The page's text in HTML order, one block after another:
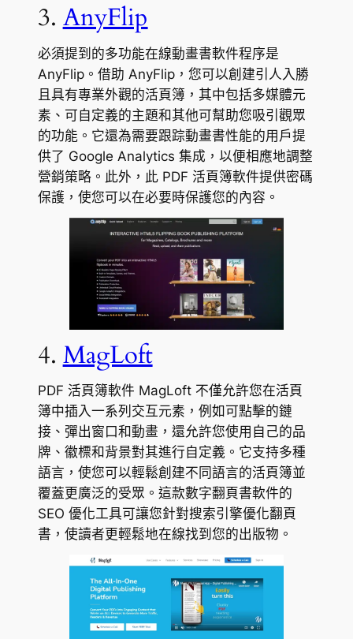
3. AnyFlip
必須提到的多功能在線動畫書軟件程序是
AnyFlip。借助 AnyFlip，您可以創建引人入勝
且具有專業外觀的活頁簿，其中包括多媒體元
素、可自定義的主題和其他可幫助您吸引觀眾
的功能。它還為需要跟踪動畫書性能的用戶提
供了 Google Analytics 集成，以便相應地調整
營銷策略。此外，此 PDF 活頁簿軟件提供密碼
保護，使您可以在必要時保護您的內容。
4. MagLoft
PDF 活頁簿軟件 MagLoft 不僅允許您在活頁
簿中插入一系列交互元素，例如可點擊的鏈
接、彈出窗口和動畫，還允許您使用自己的品
牌、徽標和背景對其進行自定義。它支持多種
語言，使您可以輕鬆創建不同語言的活頁簿並
覆蓋更廣泛的受眾。這款數字翻頁書軟件的
SEO 優化工具可讓您針對搜索引擎優化翻頁
書，使讀者更輕鬆地在線找到您的出版物。